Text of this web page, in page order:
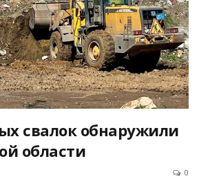
свалок обнаружили
области
0